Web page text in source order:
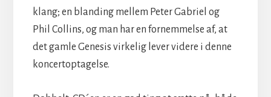
klang; en blanding mellem Peter Gabriel og
Phil Collins, og man har en fornemmelse af, at
det gamle Genesis virkelig lever videre i denne
koncertoptagelse.